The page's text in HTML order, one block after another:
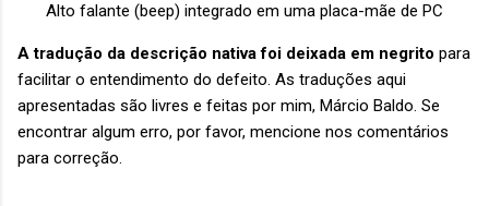
Alto falante (beep) integrado em uma placa-mãe de PC
A tradução da descrição nativa foi deixada em negrito para
facilitar o entendimento do defeito. As traduções aqui
apresentadas são livres e feitas por mim, Márcio Baldo. Se
encontrar algum erro, por favor, mencione nos comentários
para correção.